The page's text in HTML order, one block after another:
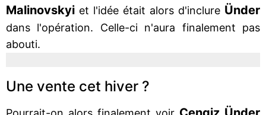
Malinovskyi et l'idée était alors d'inclure Ünder
dans l'opération. Celle-ci n'aura finalement pas
abouti.
Une vente cet hiver ?